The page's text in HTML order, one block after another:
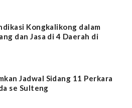
Kongkalikong dalam
dan Jasa di 4 Daerah di
Jadwal Sidang 11 Perkara
se Sulteng